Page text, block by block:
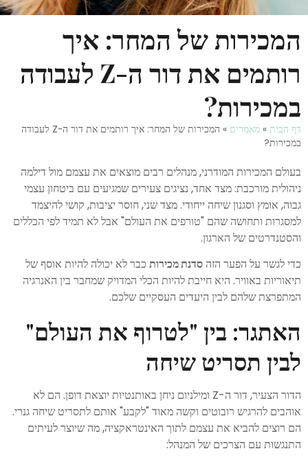
המכירות של המחר: איך
רותמים את דור ה-Z לעבודה
במכירות?
דף הבית » מאמרים »
המכירות של המחר: איך רותמים את דור ה-Z לעבודה
במכירות?
בעולם המכירות המודרני, מנהלים רבים מוצאים את עצמם מול דילמה
ניהולית מורכבת: מצד אחד, נציגים צעירים שמגיעים עם ביטחון עצמי
גבוה, אומץ וסגנון שיחה ייחודי. מצד שני, חוסר יציבות, קושי להיצמד
למסגרות ותחושה שהם "טורפים את העולם" אבל לא תמיד לפי הכללים
והסטנדרטים של הארגון.
כדי לגשר על הפער הזה סדנת מכירות כבר לא יכולה להיות אוסף של
תיאוריות באוויר. היא חייבת להיות הכלי המדויק שמחבר בין האנרגיה
המתפרצת שלהם לבין היעדים העסקיים שלכם.
האתגר: בין "לטרוף את העולם"
לבין תסריט שיחה
הדור הצעיר, דור ה-Z ומילניום ניחן באותנטיות יוצאת דופן. הם לא
אוהבים להרגיש רובוטים וקשה מאוד "לקבע" אותם לתסריט שיחה גנרי.
הם רוצים להביא את עצמם לתוך האינטראקציה, מה שיוצר לעיתים
התנגשות עם הצרכים של המנהל: